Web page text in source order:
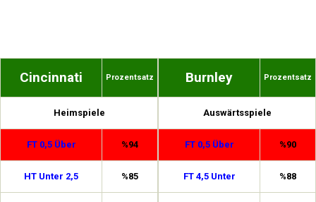
Cincinnati Prozentsatz
Heimspiele
FT 0,5 Über %94
HT Unter 2,5 %85
Burnley Prozentsatz
Auswärtsspiele
FT 0,5 Über %90
FT 4,5 Unter %88